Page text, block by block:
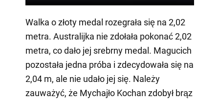
Walka o złoty medal rozegrała się na 2,02
metra. Australijka nie zdołała pokonać 2,02
metra, co dało jej srebrny medal. Magucich
pozostała jedna próba i zdecydowała się na
2,04 m, ale nie udało jej się. Należy
zauważyć, że Mychajło Kochan zdobył brąz